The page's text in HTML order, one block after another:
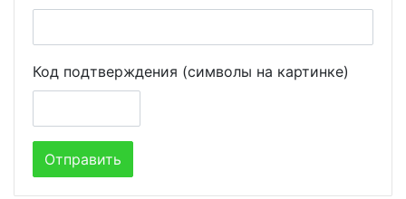
Код подтверждения (символы на картинке)